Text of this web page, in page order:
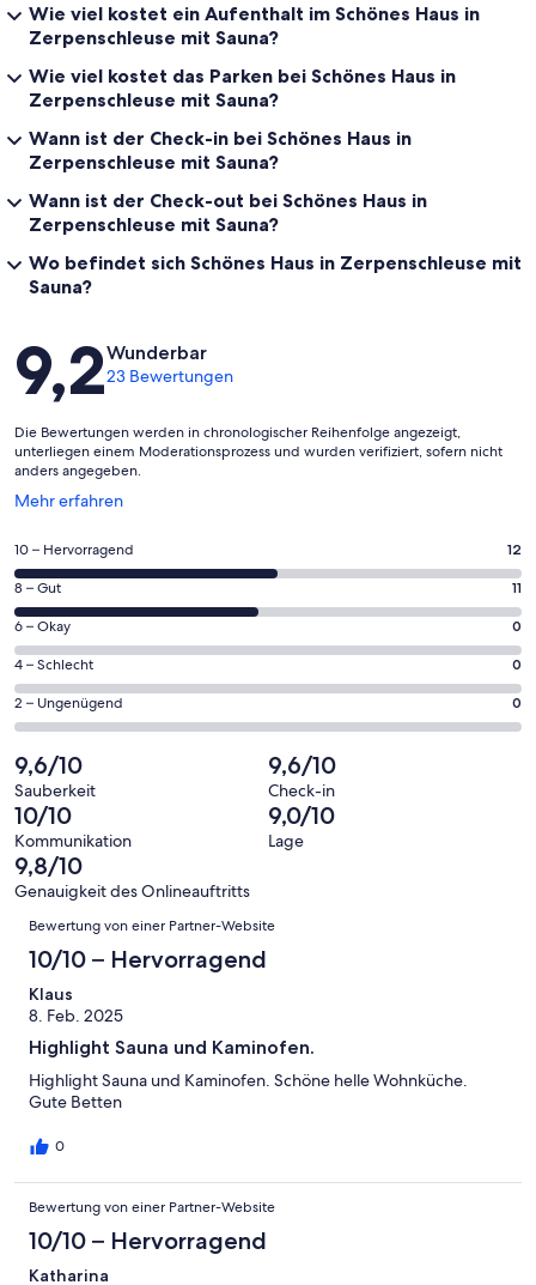
Wie viel kostet ein Aufenthalt im Schönes Haus in
Zerpenschleuse mit Sauna?
Wie viel kostet das Parken bei Schönes Haus in
Zerpenschleuse mit Sauna?
Wann ist der Check-in bei Schönes Haus in
Zerpenschleuse mit Sauna?
Wann ist der Check-out bei Schönes Haus in
Zerpenschleuse mit Sauna?
Wo befindet sich Schönes Haus in Zerpenschleuse mit
Sauna?
Bewertungen
9,2Wunderbar
23 Bewertungen
Die Bewertungen werden in chronologischer Reihenfolge angezeigt,
unterliegen einem Moderationsprozess und wurden verifiziert, sofern nicht
anders angegeben.
Mehr erfahren
Wird
einem
neuen
Fenster
geöffnet
12
von
insgesamt
23
Gästebewertungen
haben
eine
Bewertung
von
10
-
Hervorragend
10 – Hervorragend 12
11
von
insgesamt
23
Gästebewertungen
haben
Bewertung
von
8
-
Gut
8 – Gut 11
0
von
insgesamt
23
Gästebewertungen
haben
eine
Bewertung
von
6
-
Okay
6 – Okay 0
0
von
insgesamt
Gästebewertungen
haben
eine
Bewertung
von
4
Schlecht
4 – Schlecht 0
0
von
insgesamt
23
Gästebewertungen
haben
eine
Bewertung
Ungenügend
2 – Ungenügend 0
9,6/10
Sauberkeit
9,6/10
Check-in
10/10
Kommunikation
9,0/10
Lage
9,8/10
Genauigkeit des Onlineauftritts
Bewertungen
Bewertung von einer Partner-Website
10/10 – Hervorragend
Klaus
8. Feb. 2025
Highlight Sauna und Kaminofen.
Highlight Sauna und Kaminofen. Schöne helle Wohnküche.
Gute Betten
0
Bewertung von einer Partner-Website
10/10 – Hervorragend
Katharina